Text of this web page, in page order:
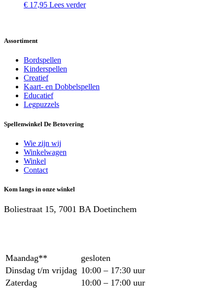
€ 17,95 Lees verder
Assortiment
Bordspellen
Kinderspellen
Creatief
Kaart- en Dobbelspellen
Educatief
Legpuzzels
Spellenwinkel De Betover​ing
Wie zijn wij
Winkelwagen
Winkel
Contact
Kom langs in onze winkel
Boliestraat 15, 7001 BA Doetinchem
Maandag**
gesloten
Dinsdag t/m vrijdag 10:00 – 17:30 uur
Zaterdag
10:00 – 17:00 uur